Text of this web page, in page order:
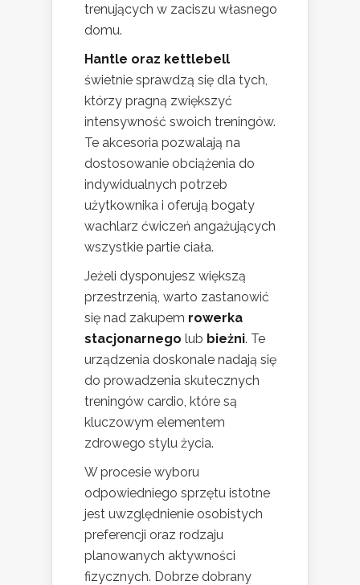
trenujących w zaciszu własnego
domu.
Hantle oraz kettlebell
świetnie sprawdzą się dla tych,
którzy pragną zwiększyć
intensywność swoich treningów.
Te akcesoria pozwalają na
dostosowanie obciążenia do
indywidualnych potrzeb
użytkownika i oferują bogaty
wachlarz ćwiczeń angażujących
wszystkie partie ciała.
Jeżeli dysponujesz większą
przestrzenią, warto zastanowić
się nad zakupem rowerka
stacjonarnego lub bieżni. Te
urządzenia doskonale nadają się
do prowadzenia skutecznych
treningów cardio, które są
kluczowym elementem
zdrowego stylu życia.
W procesie wyboru
odpowiedniego sprzętu istotne
jest uwzględnienie osobistych
preferencji oraz rodzaju
planowanych aktywności
fizycznych. Dobrze dobrany